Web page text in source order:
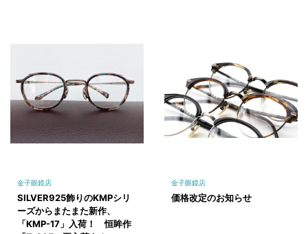
金子眼鏡店
SILVER925飾りのKMPシリ
ーズからまたまた新作、
「KMP-17」入荷！ 恒眸作
金子眼鏡店
価格改定のお知らせ